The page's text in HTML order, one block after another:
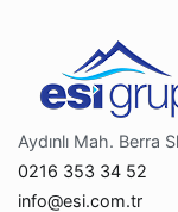
Aydınlı Mah. Berra
0216 353 34 52
info@esi.com.tr